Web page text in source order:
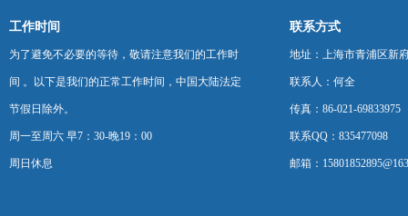
工作时间
为了避免不必要的等待，敬请注意我们的工作时
间 。以下是我们的正常工作时间，中国大陆法定
节假日除外。
周一至周六 早7：30-晚19：00
周日休息
联系方式
地址：上海市青浦区新
联系人：何全
传真：86-021-69833975
联系QQ：835477098
邮箱：